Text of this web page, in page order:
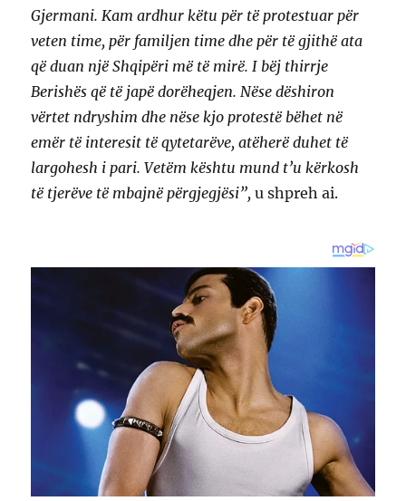
Gjermani. Kam ardhur këtu për të protestuar për
veten time, për familjen time dhe për të gjithë ata
që duan një Shqipëri më të mirë. I bëj thirrje
Berishës që të japë dorëheqjen. Nëse dëshiron
vërtet ndryshim dhe nëse kjo protestë bëhet në
emër të interesit të qytetarëve, atëherë duhet të
largohesh i pari. Vetëm kështu mund t’u kërkosh
të tjerëve të mbajnë përgjegjësi”, u shpreh ai.